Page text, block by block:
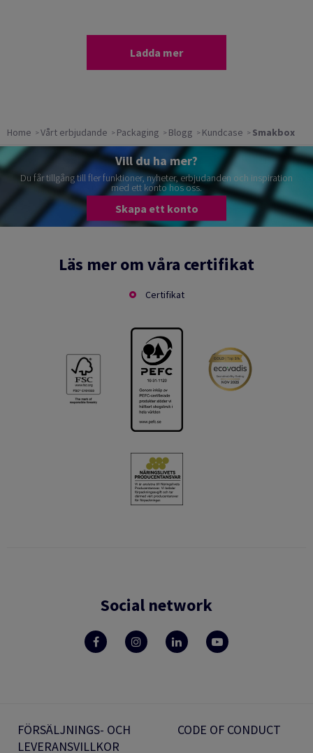
Ladda mer
Home Vårt erbjudande Packaging Blogg Kundcase Smakbox
Vill du ha mer?
Du får tillgång till fler funktioner, nyheter, erbjudanden och inspiration
med ett konto hos oss.
Skapa ett konto
Läs mer om våra certifikat
Certifikat
Social network
FÖRSÄLJNINGS- OCH
LEVERANSVILLKOR
CODE OF CONDUCT